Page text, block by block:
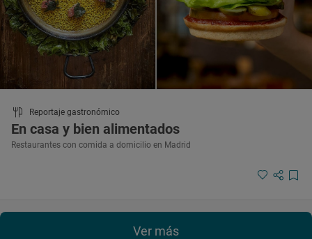
Reportaje gastronómico
En casa y bien alimentados
Restaurantes con comida a domicilio en Madrid
Ver más